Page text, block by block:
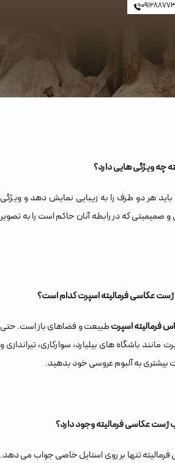
هر دو طرف را به زیبایی نمایش دهد و ویژگی
صمیمیتی که در رابطه آنان حاکم است را به تصویر
فرمالیته اسپرتطبیعت و فضاهای باز است. حتی
مانند باشگاه های بیلیارد، سوارکاری، تیراندازی و
بیشتری به آلبوم عروسی خود بدهید.
تنها بر روی استایل خاصی جواب می دهد.